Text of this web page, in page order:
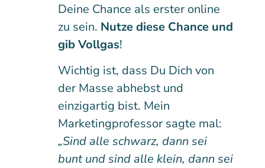
Deine Chance als erster online
zu sein. Nutze diese Chance und
gib Vollgas!
Wichtig ist, dass Du Dich von
der Masse abhebst und
einzigartig bist. Mein
Marketingprofessor sagte mal:
„Sind alle schwarz, dann sei
bunt und sind alle klein, dann sei